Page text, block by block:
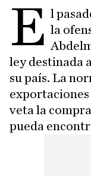
E l
la
ley destinada
su país. La
exportaciones
veta la
pueda